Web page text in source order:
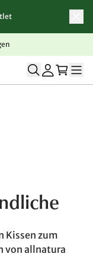
Kissen zum
von allnatura